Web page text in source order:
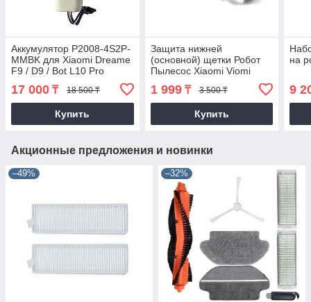
Аккумулятор P2008-4S2P-
MMBK для Xiaomi Dreame
F9 / D9 / Bot L10 Pro
17 000 ₸ 18 500 ₸
Купить
Защита нижней
(основной) щетки Робот
Пылесос Xiaomi Viomi
V2/V2 Pro/V3/Mop P
(STYTJ02YM)
1 999₸ 3 500 ₸
Купить
на
9
Акционные предложения и новинки
–49% –32%